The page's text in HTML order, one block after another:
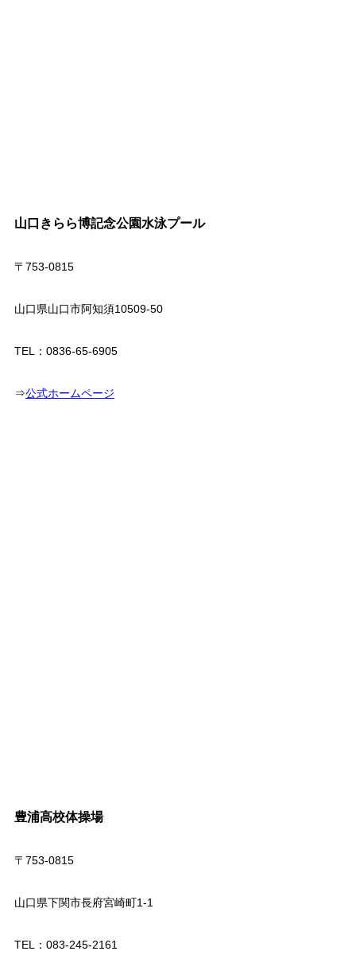
山口きらら博記念公園水泳プール
〒753-0815
山口県山口市阿知須10509-50
TEL：0836-65-6905
⇒公式ホームページ
豊浦高校体操場
〒753-0815
山口県下関市長府宮崎町1-1
TEL：083-245-2161